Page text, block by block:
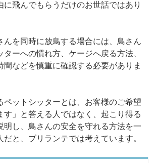
に飛んでもらうだけのお世話ではあり
んを同時に放鳥する場合には、鳥さん
ターへの慣れ方、ケージへ戻る方法、
間などを慎重に確認する必要がありま
ペットシッターとは、お客様のご希望
す」と答える人ではなく、起こり得る
明し、鳥さんの安全を守れる方法を一
と、ブリランテでは考えています。